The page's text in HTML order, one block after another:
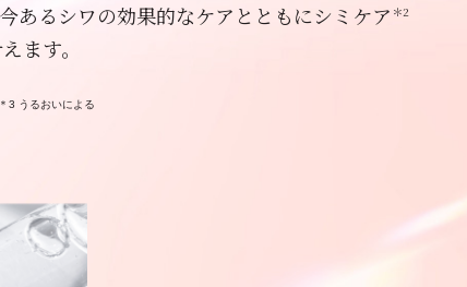
あるシワの効果的なケアとともにシミケア ＊2
ます。
3 うるおいによる